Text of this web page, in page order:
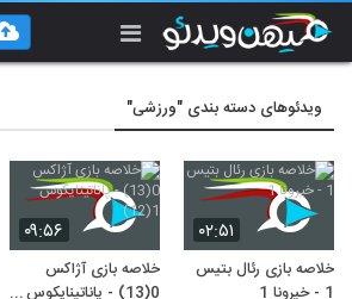
ویدئوهای دسته بندی "ورزشی"
۰۲:۵۱
خلاصه بازی رئال بتیس
1 - خیرونا 1
۰۹:۵۶
خلاصه بازی آژاکس
0(13) - پاناتینایکوس